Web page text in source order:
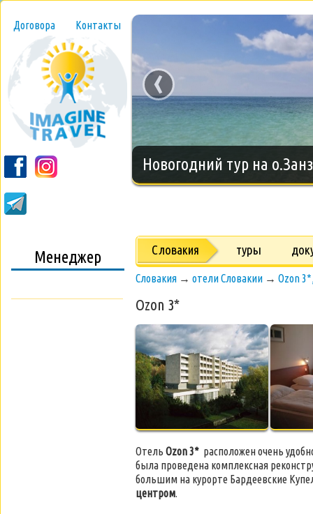
Договора Контакты
Новогодний тур на
‹
Менеджер Словакия туры
Словакия → отели Словакии → Ozon
Ozon 3*
Отель Ozon 3* расположен очень
была проведена комплексная
большим на курорте Бардеевские
центром.